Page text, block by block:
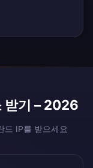
받기 – 2026
드 IP를 받으세요